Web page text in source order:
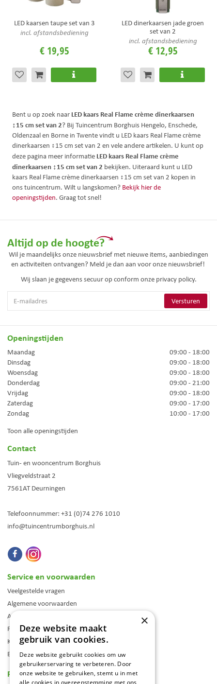
LED kaarsen taupe set van 3
incl. afstandsbediening
€ 19,95
LED dinerkaarsen jade groen
set van 2
incl. afstandsbediening
€ 12,95
Bent u op zoek naar LED kaars Real Flame crème dinerkaarsen
↕15 cm set van 2? Bij Tuincentrum Borghuis Hengelo, Enschede,
Oldenzaal en Borne in Twente vindt u LED kaars Real Flame crème
dinerkaarsen ↕15 cm set van 2 en vele andere artikelen. U kunt op
deze pagina meer informatie LED kaars Real Flame crème
dinerkaarsen ↕15 cm set van 2 bekijken. Uiteraard kunt u LED
kaars Real Flame crème dinerkaarsen ↕15 cm set van 2 kopen in
ons tuincentrum. Wilt u langskomen? Bekijk hier de
openingstijden. Graag tot snel!
Altijd op de hoogte?
Wil je maandelijks onze nieuwsbrief met nieuwe items, aanbiedingen
en activiteiten ontvangen? Meld je dan aan voor onze nieuwsbrief!
Wij slaan je gegevens secuur op conform onze privacy policy.
Openingstijden
Maandag
09:00 - 18:00
Dinsdag
09:00 - 18:00
Woensdag
09:00 - 18:00
Donderdag
09:00 - 21:00
Vrijdag
09:00 - 18:00
Zaterdag
09:00 - 17:00
Zondag
10:00 - 17:00
Toon alle openingstijden
Contact
Tuin- en wooncentrum Borghuis
Vliegveldstraat 2
7561AT Deurningen
Telefoonnummer: +31 (0)74 276 1010
info@tuincentrumborghuis.nl
Service en voorwaarden
Veelgestelde vragen
Algemene voorwaarden
Assortiment
Folder
Klantenkaart
Blog
Reviews
×
Deze website maakt
gebruik van cookies.
Deze website gebruikt cookies om uw
gebruikerservaring te verbeteren. Door
onze website te gebruiken, stemt u in met
alle cookies in overeenstemming met ons